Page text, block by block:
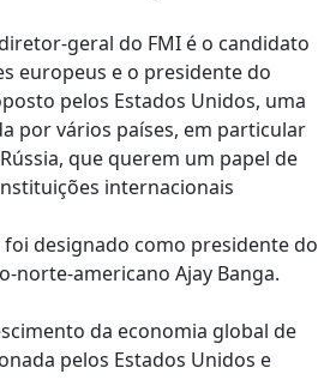
geral do FMI é o candidato
europeus e o presidente do
pelos Estados Unidos, uma
por vários países, em particular
que querem um papel de
internacionais
foi designado como presidente do
norte-americano Ajay Banga.
da economia global de
pelos Estados Unidos e